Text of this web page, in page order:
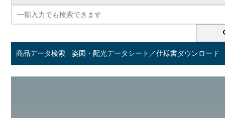
商品データ検索 - 姿図・配光データシート／仕様書ダウンロード